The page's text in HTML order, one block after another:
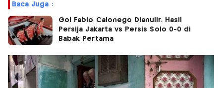
Baca Juga :
Gol Fabio Calonego Dianulir, Hasil
Persija Jakarta vs Persis Solo 0-0 di
Babak Pertama